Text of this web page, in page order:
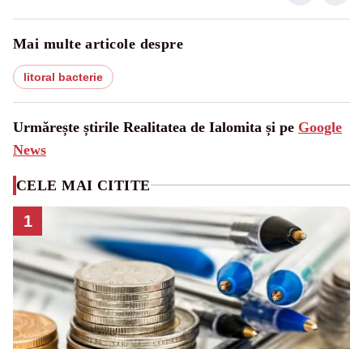
Mai multe articole despre
litoral bacterie
Urmărește știrile Realitatea de Ialomita și pe Google
News
CELE MAI CITITE
1